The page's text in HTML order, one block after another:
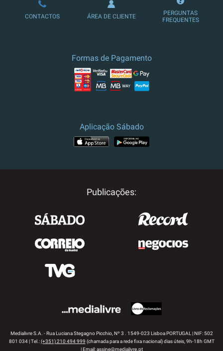
LOJA DE ASSINATURAS
CONTACTOS ÁREA DE CLIENTE
PERGUNTAS
FREQUENTES
Formas de Pagamento
Aplicação Sábado
Publicações:
Medialivre S.A. - Rua Luciana Stegagno Picchio, Nº 3 . 1549-023 Lisboa PORTUGAL | NIF: 502
801 034 | Tel.:(+351) 210 494 999 (chamada para a rede fixa nacional) dias úteis, 9h-18h GMT
| Email:assine@medialivre.pt